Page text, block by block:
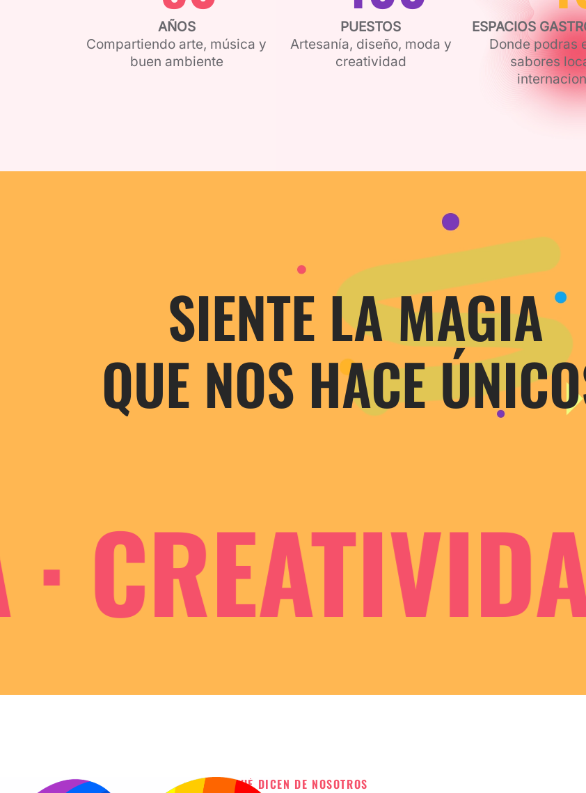
AÑOS
Compartiendo arte, música y
buen ambiente
PUESTOS
Artesanía, diseño, moda y
creatividad
ESPACIOS
Donde podras
sabores
SIENTE LA MAGIA
QUE NOS HACE
QUÉ DICEN DE NOSOTROS